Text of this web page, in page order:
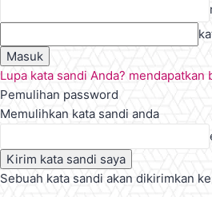
Lupa kata sandi Anda? mendapatkan
Pemulihan password
Memulihkan kata sandi anda
Sebuah kata sandi akan dikirimkan